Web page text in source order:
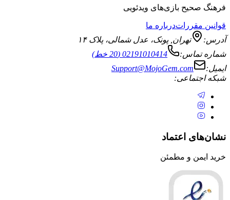
فرهنگ صحیح بازی‌های ویدئویی
قوانین مقرراتدرباره ما
آدرس:
تهران ,پونک، عدل شمالی، پلاک ۱۴
شماره تماس:
02191010414 (20 خط)
ایمیل:
Support@MojoGem.com
شبکه اجتماعی:
نشان‌های اعتماد
خرید ایمن و مطمئن